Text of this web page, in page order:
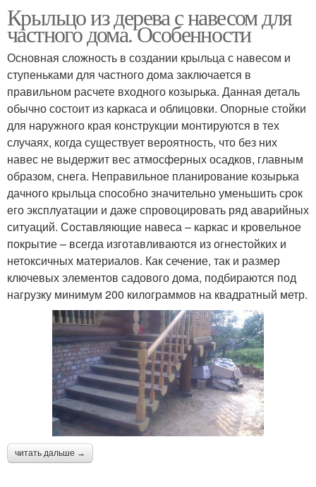
Крыльцо из дерева с навесом для
частного дома. Особенности
Основная сложность в создании крыльца с навесом и
ступеньками для частного дома заключается в
правильном расчете входного козырька. Данная деталь
обычно состоит из каркаса и облицовки. Опорные стойки
для наружного края конструкции монтируются в тех
случаях, когда существует вероятность, что без них
навес не выдержит вес атмосферных осадков, главным
образом, снега. Неправильное планирование козырька
дачного крыльца способно значительно уменьшить срок
его эксплуатации и даже спровоцировать ряд аварийных
ситуаций. Составляющие навеса – каркас и кровельное
покрытие – всегда изготавливаются из огнестойких и
нетоксичных материалов. Как сечение, так и размер
ключевых элементов садового дома, подбираются под
нагрузку минимум 200 килограммов на квадратный метр.
читать дальше →